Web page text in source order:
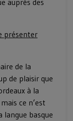
auprès des
présenter
de la
de plaisir que
à la
ce n’est
basque